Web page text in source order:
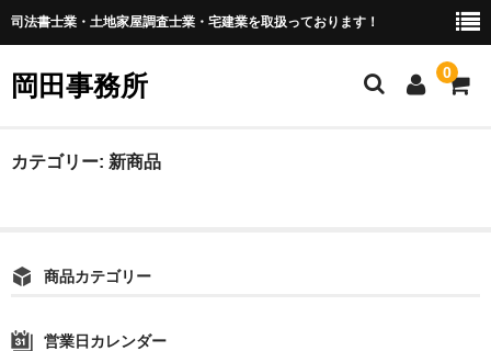
司法書士業・土地家屋調査士業・宅建業を取扱っております！
岡田事務所 0
ホーム
カテゴリー: 新商品
商品カテゴリー
営業日カレンダー